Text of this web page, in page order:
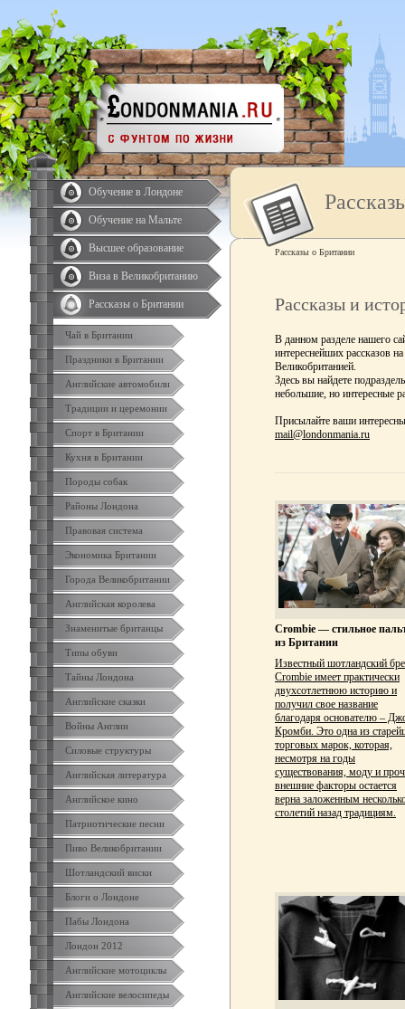
Обучение в Лондоне
Обучение на Мальте
Высшее образование
Виза в Великобританию
Рассказы о Британии
Чай в Британии
Праздники в Британии
Английские автомобили
Традиции и церемонии
Спорт в Британии
Кухня в Британии
Породы собак
Районы Лондона
Правовая система
Экономика Британии
Города Великобритании
Английская королева
Знаменитые британцы
Типы обуви
Тайны Лондона
Английские сказки
Войны Англии
Силовые структуры
Английская литература
Английское кино
Патриотические песни
Пиво Великобритании
Шотландский виски
Блоги о Лондоне
Пабы Лондона
Лондон 2012
Английские мотоциклы
Английские велосипеды
Рассказы о Британии
Рассказы и
В данном разделе нашего
интереснейших рассказов
Великобританией.
Здесь вы найдете
небольшие, но интересные
Присылайте ваши
mail@londonmania.ru
Crombie — стильное
из Британии
Известный шотландский
Crombie имеет практически
двухсотлетнюю историю и
получил свое название
благодаря основателю –
Кромби. Это одна из
торговых марок, которая,
несмотря на годы
существования, моду и
внешние факторы остается
верна заложенным
столетий назад традициям.